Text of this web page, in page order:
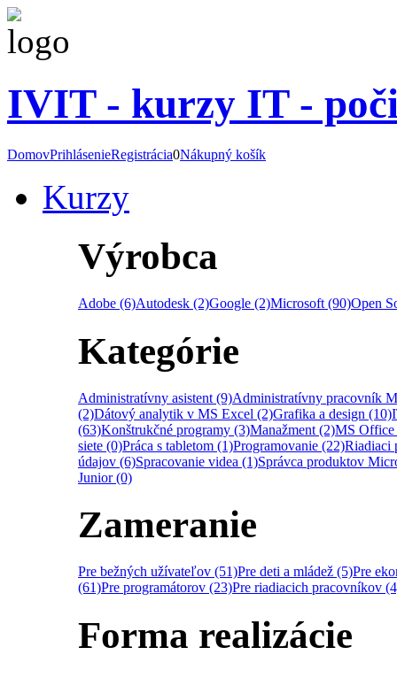
IVIT - kurzy IT -
DomovPrihlásenieRegistrácia0Nákupný košík
Kurzy
Výrobca
Adobe (6)Autodesk (2)Google (2)Microsoft (90)Open
Kategórie
Administratívny asistent (9)Administratívny pracovník
(2)Dátový analytik v MS Excel (2)Grafika a design (10)
(63)Konštrukčné programy (3)Manažment (2)MS Office
siete (0)Práca s tabletom (1)Programovanie (22)Riadiaci
údajov (6)Spracovanie videa (1)Správca produktov
Junior (0)
Zameranie
Pre bežných užívateľov (51)Pre deti a mládež (5)Pre
(61)Pre programátorov (23)Pre riadiacich pracovníkov
Forma realizácie